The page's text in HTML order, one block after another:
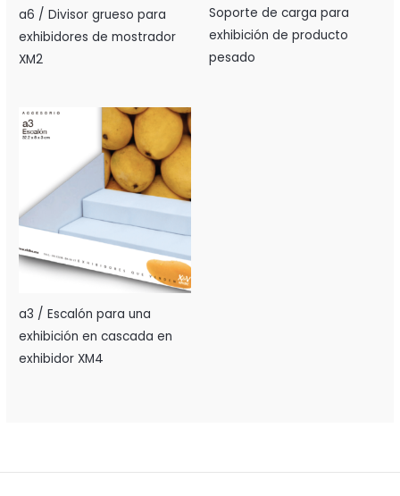
a6 / Divisor grueso para
exhibidores de mostrador
XM2
Soporte de carga para
exhibición de producto
pesado
a3 / Escalón para una
exhibición en cascada en
exhibidor XM4